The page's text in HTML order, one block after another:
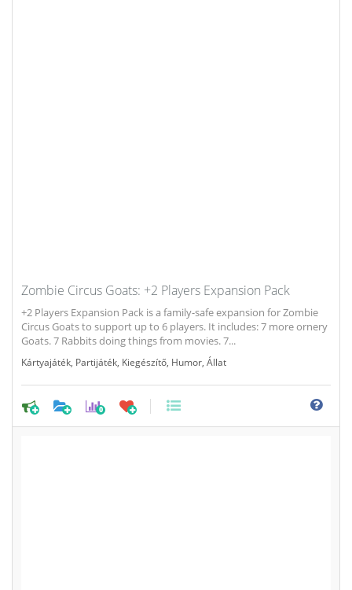
Zombie Circus Goats: +2 Players Expansion Pack
+2 Players Expansion Pack is a family-safe expansion for Zombie
Circus Goats to support up to 6 players. It includes: 7 more ornery
Goats. 7 Rabbits doing things from movies. 7...
Kártyajáték, Partijáték, Kiegészítő, Humor, Állat
0